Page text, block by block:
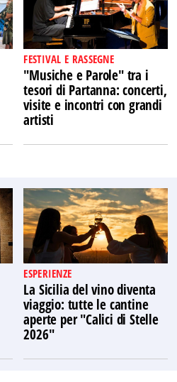
FESTIVAL E RASSEGNE
"Musiche e Parole" tra i
tesori di Partanna: concerti,
visite e incontri con grandi
artisti
ESPERIENZE
La Sicilia del vino diventa
viaggio: tutte le cantine
aperte per "Calici di Stelle
2026"